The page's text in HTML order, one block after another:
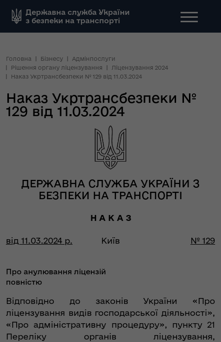
Державна служба України
з безпеки на транспорті
Головна Бізнесу
Адмінпослуги
Рішення органу ліцензування
Ліцензування 2024
Наказ Укртрансбезпеки № 129 від 11.03.2024
Наказ Укртрансбезпеки №
129 від 11.03.2024
ДЕРЖАВНА СЛУЖБА УКРАЇНИ З
БЕЗПЕКИ НА ТРАНСПОРТІ
Н А К А З
від 11.03.2024 р. Київ № 129
Про анулювання ліцензій
повністю
Відповідно до законів України «Про
ліцензування видів господарської діяльності»,
«Про адміністративну процедуру», пункту 21
Переліку органів ліцензування,